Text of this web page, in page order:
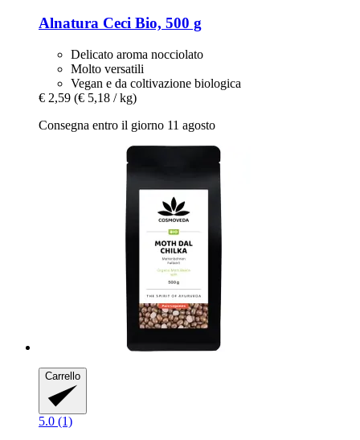
Alnatura Ceci Bio, 500 g
Delicato aroma nocciolato
Molto versatili
Vegan e da coltivazione biologica
€ 2,59 (€ 5,18 / kg)
Consegna entro il giorno 11 agosto
Carrello
5.0 (1)